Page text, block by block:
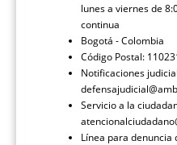
lunes a viernes de
continua
Bogotá - Colombia
Código Postal:
Notificaciones
Servicio a la
Línea para denuncia